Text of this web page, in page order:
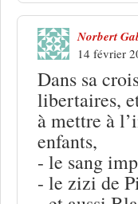
Norbert
14 février
Dans sa
libertaires,
à mettre à
enfants,
- le sang
- le zizi de